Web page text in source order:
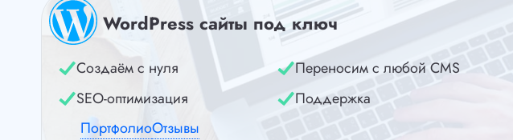
WordPress сайты под ключ
Создаём с нуля
Переносим с любой CMS
SEO-оптимизация
Поддержка
ПортфолиоОтзывы